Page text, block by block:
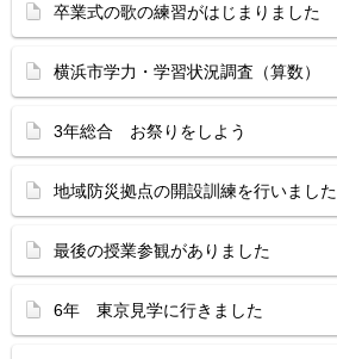
卒業式の歌の練習がはじまりました
横浜市学力・学習状況調査（算数）
3年総合 お祭りをしよう
地域防災拠点の開設訓練を行いました
最後の授業参観がありました
6年 東京見学に行きました